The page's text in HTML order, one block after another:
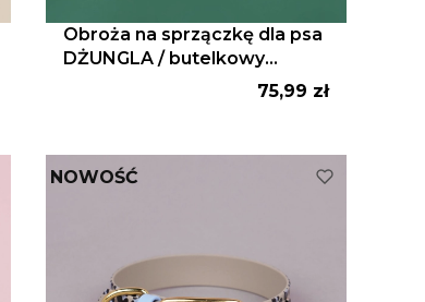
Obroża na sprzączkę dla psa
DŻUNGLA / butelkowy
Cena
75,99 zł
NOWOŚĆ